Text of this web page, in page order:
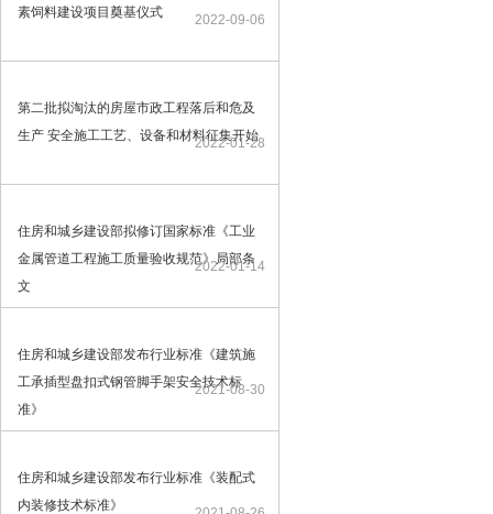
素饲料建设项目奠基仪式
2022-09-06
第二批拟淘汰的房屋市政工程落后和危及
生产 安全施工工艺、设备和材料征集开始
2022-01-28
住房和城乡建设部拟修订国家标准《工业
金属管道工程施工质量验收规范》局部条
文
2022-01-14
住房和城乡建设部发布行业标准《建筑施
工承插型盘扣式钢管脚手架安全技术标
准》
2021-08-30
住房和城乡建设部发布行业标准《装配式
内装修技术标准》